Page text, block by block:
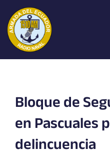
contenido
Bloque de
en Pascuales
delincuencia